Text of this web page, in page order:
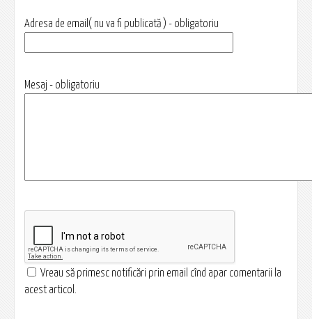
Adresa de email( nu va fi publicată ) - obligatoriu
Mesaj - obligatoriu
Vreau să primesc notificări prin email cînd apar comentarii la
acest articol.